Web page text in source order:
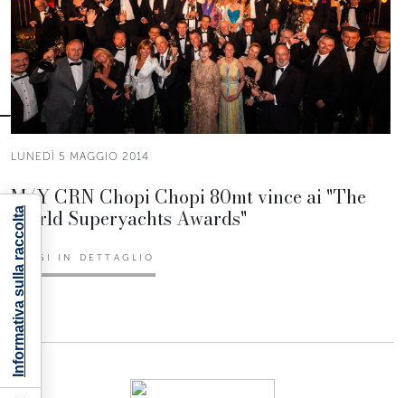
LUNEDÌ 5 MAGGIO 2014
M/Y CRN Chopi Chopi 80mt vince ai "The
World Superyachts Awards"
LEGGI IN DETTAGLIO
Informativa sulla raccolta